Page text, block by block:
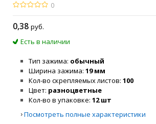
0
0,38 руб.
Есть в наличии
Тип зажима обычный
Ширина зажима 19 мм
Кол-во скрепляемых листов 100
Цвет разноцветные
Кол-во в упаковке 12 шт
›Посмотреть полные характеристики